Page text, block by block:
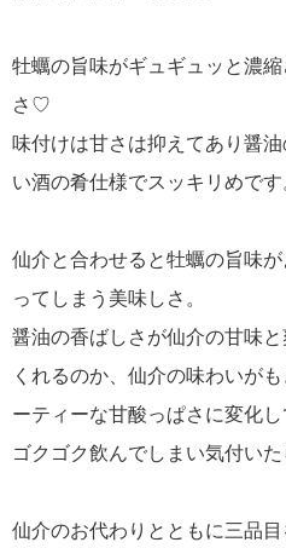
牡蠣の旨味がギュギュッと濃
さ♡
味付けは甘さは抑えてあり醤
い酒の肴仕様でスッキリめです
仙介と合わせると牡蠣の旨味
ってしまう美味しさ。
醤油の香ばしさが仙介の甘味
くれるのか、仙介の味わいが
ーティーな甘酸っぱさに変化し
ゴクゴク飲んでしまい気付い
仙介のお代わりとともに三品目